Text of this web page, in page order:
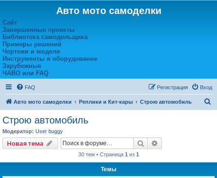
Авто мото самоделки
Сайт
Завершенные проекты
Библиотека самодельщика
Примеры решений
Чертежи и модели
Инструменты и оборудование
Зарубежные
ЧАВО или FAQ
FAQ Вход
Регистрация
Авто мото самоделки Реплики и Кит-кары Строю автомобиль
Строю автомобиль
Модератор: User buggy
Новая тема Поиск
30 тем • Страница 1 из 1
Темы